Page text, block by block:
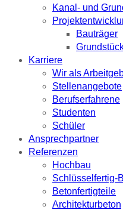
Kanal- und
Bauträger
Karriere
Wir als
Stellenangebote
Berufserfahrene
Studenten
Schüler
Ansprechpartner
Referenzen
Hochbau
Schlüsselfertig-
Betonfertigteile
Architekturbeton